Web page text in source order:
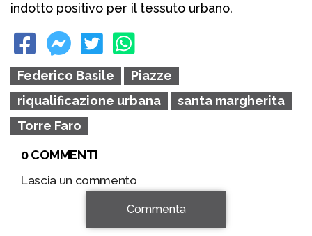
indotto positivo per il tessuto urbano.
Federico Basile
Piazze
riqualificazione urbana
santa margherita
Torre Faro
0 COMMENTI
Lascia un commento
Commenta